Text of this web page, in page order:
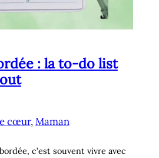
: la to-do list
cœur, Maman
c’est souvent vivre avec